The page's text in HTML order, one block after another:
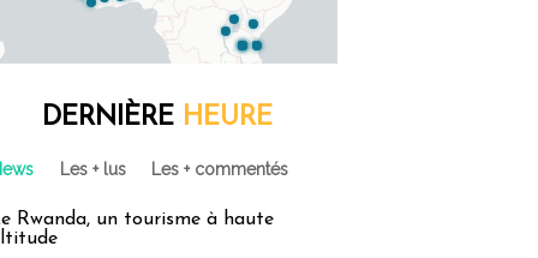
DERNIÈRE HEURE
Les + lus Les + commentés
Rwanda, un tourisme à haute